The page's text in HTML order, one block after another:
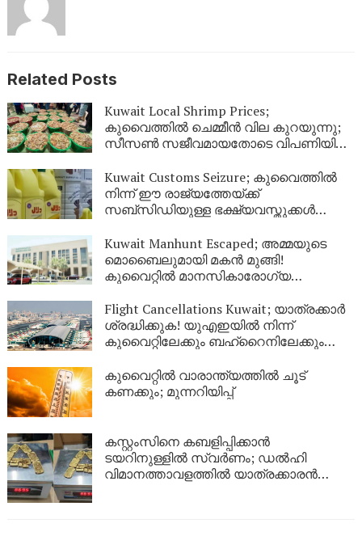
Related Posts
Kuwait Local Shrimp Prices;
കുവൈത്തിൽ ചെമ്മീൻ വില കുറയുന്നു;
സീസൺ സജീവമായതോടെ വിപണിയിൽ
Kuwait Customs Seizure; കുവൈത്തിൽ
നിന്ന് ഈ രാജ്യത്തേയ്ക്ക്
സബ്സിഡിയുള്ള ഭക്ഷ്യവസ്തുക്കൾ
Kuwait Manhunt Escaped; അമ്മയുടെ
മൊബൈലുമായി മകൻ മുങ്ങി!
കുവൈറ്റിൽ മാനസികാരോഗ്യ
യുവാവിനായി പോലീസ് തിരച്ചിൽ
Flight Cancellations Kuwait; യാത്രക്കാർ
ശ്രദ്ധിക്കുക! യുഎഇയിൽ നിന്ന്
കുവൈറ്റിലേക്കും ബഹ്‌റൈനിലേക്കും
ഇങ്ങനെ
കുവൈറ്റിൽ വാരാന്ത്യത്തിൽ ചൂട്
കണക്കും; മുന്നറിയിപ്പ്
കസ്റ്റംസിനെ കബളിപ്പിക്കാൻ
ടയറിനുള്ളിൽ സ്വർണം; ഡൽഹി
വിമാനത്താവളത്തിൽ യാത്രക്കാരൻ